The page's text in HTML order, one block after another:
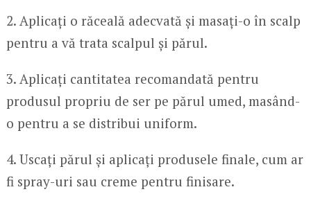
2. Aplicați o răceală adecvată și masați-o în scalp
pentru a vă trata scalpul și părul.
3. Aplicați cantitatea recomandată pentru
produsul propriu de ser pe părul umed, masând-
o pentru a se distribui uniform.
4. Uscați părul și aplicați produsele finale, cum ar
fi spray-uri sau creme pentru finisare.